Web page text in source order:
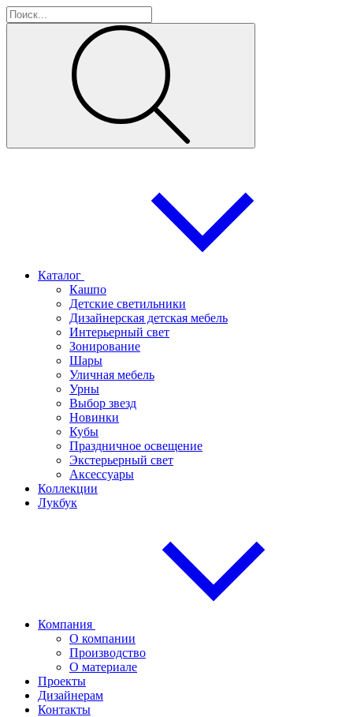
Каталог
Кашпо
Детские светильники
Дизайнерская детская мебель
Интерьерный свет
Зонирование
Шары
Уличная мебель
Урны
Выбор звезд
Новинки
Кубы
Праздничное освещение
Экстерьерный свет
Аксессуары
Коллекции
Лукбук
Компания
О компании
Производство
О материале
Проекты
Дизайнерам
Контакты